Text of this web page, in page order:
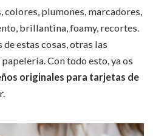
plumones, marcadores,
brillantina, foamy, recortes.
de estas cosas, otras las
Con todo esto, ya os
originales para tarjetas de